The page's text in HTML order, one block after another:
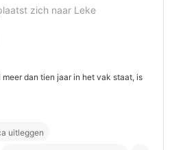
zich naar Leke
dan tien jaar in het vak staat, is
uitleggen